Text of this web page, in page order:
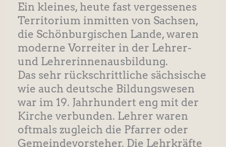
Ein kleines, heute fast vergessenes
Territorium inmitten von Sachsen,
die Schönburgischen Lande, waren
moderne Vorreiter in der Lehrer-
und Lehrerinnenausbildung.
Das sehr rückschrittliche sächsische
wie auch deutsche Bildungswesen
war im 19. Jahrhundert eng mit der
Kirche verbunden. Lehrer waren
oftmals zugleich die Pfarrer oder
Gemeindevorsteher. Die Lehrkräfte